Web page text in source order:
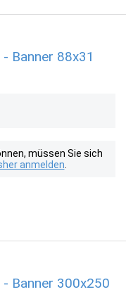
Banner 88x31
müssen Sie sich
anmelden
Banner 300x250